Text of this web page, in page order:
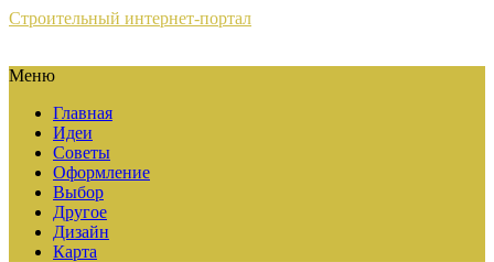
Строительный интернет-портал
Меню
Главная
Идеи
Советы
Оформление
Выбор
Другое
Дизайн
Карта